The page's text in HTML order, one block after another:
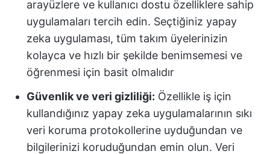
arayüzlere ve kullanıcı dostu özelliklere sahip
uygulamaları tercih edin. Seçtiğiniz yapay
zeka uygulaması, tüm takım üyelerinizin
kolayca ve hızlı bir şekilde benimsemesi ve
öğrenmesi için basit olmalıdır
Güvenlik ve veri gizliliği: Özellikle iş için
kullandığınız yapay zeka uygulamalarının sıkı
veri koruma protokollerine uyduğundan ve
bilgilerinizi koruduğundan emin olun. Veri